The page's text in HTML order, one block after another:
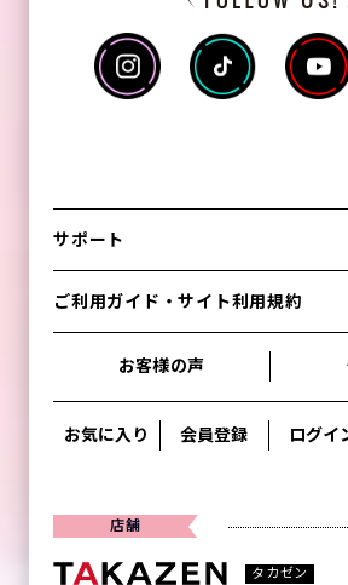
サポート
ご利用ガイド・サイト利用規約
お客様の声
お気に入り 会員登録 ログイ
店舗
タカゼン